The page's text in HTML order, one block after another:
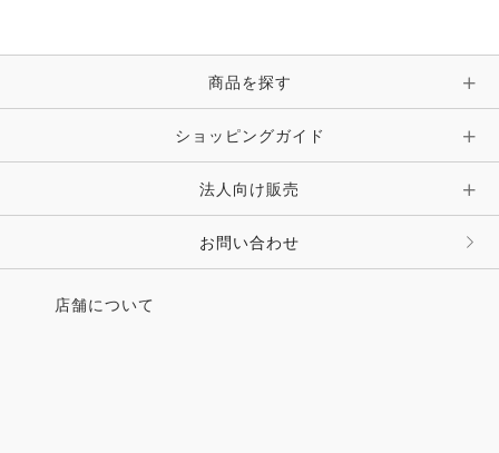
時計・財布・キーケース・革小物
キーホルダー・チャーム・ストラップ
その他 ファッション雑貨
ピン・ブローチ・コサージュ
その他 アクセサリー
商品を探す
ショッピングガイド
法人向け販売
お問い合わせ
店舗について